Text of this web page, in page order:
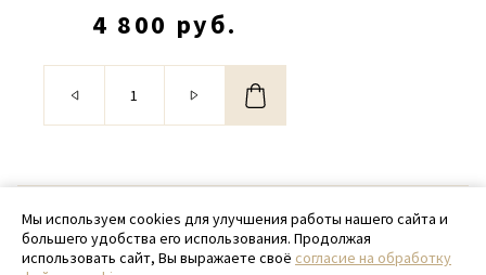
4 800 руб.
© 2020 - 2026 SamPack
+ 7 (918) 699-97-87
Мы используем cookies для улучшения работы нашего сайта и
большего удобства его использования. Продолжая
использовать сайт, Вы выражаете своё согласие на обработку